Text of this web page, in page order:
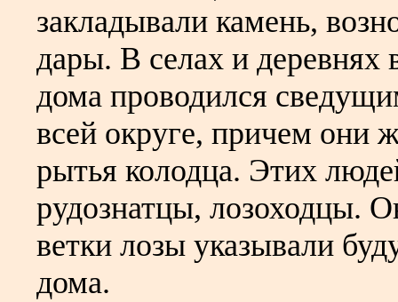
закладывали камень,
дары. В селах и деревнях
дома проводился
всей округе, причем они
рытья колодца. Этих
рудознатцы, лозоходцы.
ветки лозы указывали
дома.